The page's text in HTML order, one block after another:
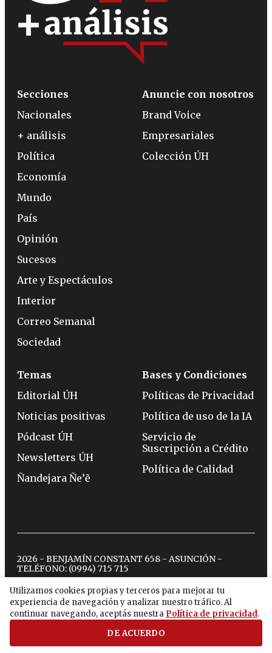
Utilizamos cookies propias y terceros para mejorar tu
experiencia de navegación y analizar nuestro tráfico. Al
continuar navegando, aceptás nuestra Política de privacidad.
DE ACUERDO
Secciones
Nacionales
+ análisis
Política
Economía
Mundo
País
Opinión
Sucesos
Arte y Espectáculos
Interior
Correo Semanal
Sociedad
Anuncie con nosotros
Brand Voice
Empresariales
Colección ÚH
Temas
Editorial ÚH
Noticias positivas
Pódcast ÚH
Newsletters ÚH
Ñandejara Ñe’ẽ
Bases y Condiciones
Políticas de Privacidad
Política de uso de la IA
Servicio de
Suscripción a Crédito
Política de Calidad
2026 - BENJAMÍN CONSTANT 658 - ASUNCIÓN -
TELÉFONO: (0994) 715 715
twitterinstagram
facebook
tiktokyoutubespotify